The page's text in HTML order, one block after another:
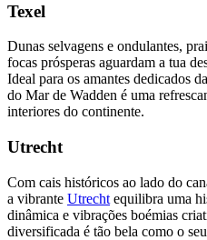
Texel
Dunas selvagens e ondulantes,
focas prósperas aguardam a tua
Ideal para os amantes dedicados
do Mar de Wadden é uma
interiores do continente.
Utrecht
Com cais históricos ao lado do
a vibrante Utrecht equilibra uma
dinâmica e vibrações boémias
diversificada é tão bela como o